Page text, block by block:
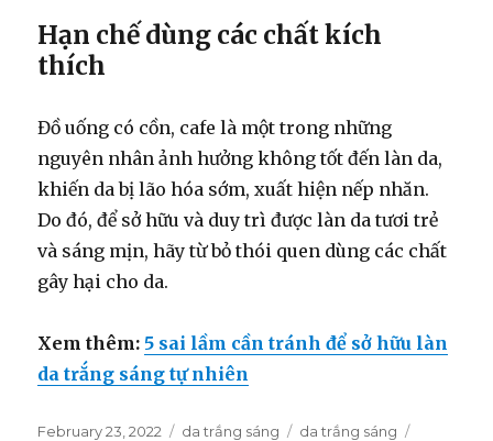
Hạn chế dùng các chất kích
thích
Đồ uống có cồn, cafe là một trong những
nguyên nhân ảnh hưởng không tốt đến làn da,
khiến da bị lão hóa sớm, xuất hiện nếp nhăn.
Do đó, để sở hữu và duy trì được làn da tươi trẻ
và sáng mịn, hãy từ bỏ thói quen dùng các chất
gây hại cho da.
Xem thêm: 5 sai lầm cần tránh để sở hữu làn
da trắng sáng tự nhiên
Posted
February 23, 2022 Categories
da trắng sáng Tags
da trắng sáng